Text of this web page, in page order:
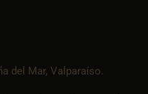
del Mar, Valparaíso.